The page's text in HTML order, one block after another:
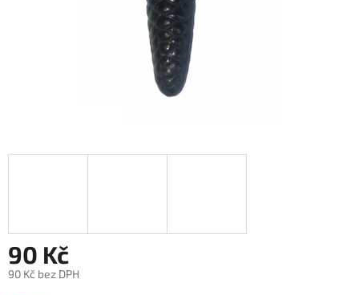
90 Kč
90 Kč bez DPH